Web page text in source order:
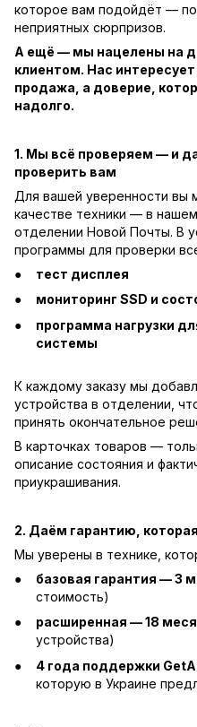
которое вам подойдёт —
неприятных сюрпризов.
А ещё — мы нацелены на
клиентом. Нас
продажа, а доверие,
надолго.
1. Мы всё проверяем — и
проверить вам
Для вашей уверенности вы
качестве техники — в
отделении Новой Почты. В
программы для проверки
тест дисплея
мониторинг SSD и
программа нагрузки
системы
К каждому заказу мы
устройства в отделении,
принять окончательное
В карточках товаров —
описание состояния и
приукрашивания.
2. Даём гарантию,
Мы уверены в технике,
базовая гарантия — 3
стоимость)
расширенная — 18
устройства)
4 года поддержки
которую в Украине